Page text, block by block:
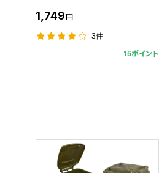
1,749円
3件
15ポイント